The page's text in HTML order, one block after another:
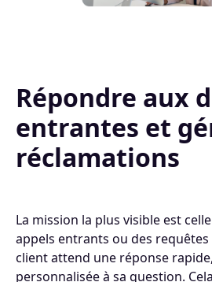
Répondre aux
entrantes et
réclamations
La mission la plus visible est
appels entrants ou des
client attend une réponse
personnalisée à sa question.